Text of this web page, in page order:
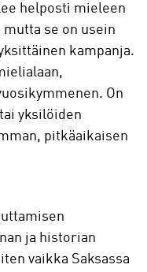
helposti mieleen
se on usein
kampanja.
On
yksilöiden
pitkäaikaisen
ja historian
vaikka Saksassa